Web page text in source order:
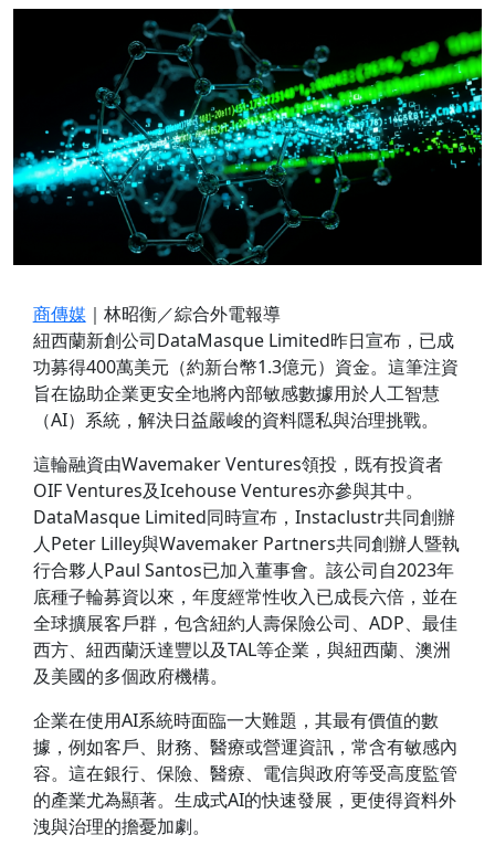
商傳媒｜林昭衡／綜合外電報導
紐西蘭新創公司DataMasque Limited昨日宣布，已成
功募得400萬美元（約新台幣1.3億元）資金。這筆注資
旨在協助企業更安全地將內部敏感數據用於人工智慧
（AI）系統，解決日益嚴峻的資料隱私與治理挑戰。
這輪融資由Wavemaker Ventures領投，既有投資者
OIF Ventures及Icehouse Ventures亦參與其中。
DataMasque Limited同時宣布，Instaclustr共同創辦
人Peter Lilley與Wavemaker Partners共同創辦人暨執
行合夥人Paul Santos已加入董事會。該公司自2023年
底種子輪募資以來，年度經常性收入已成長六倍，並在
全球擴展客戶群，包含紐約人壽保險公司、ADP、最佳
西方、紐西蘭沃達豐以及TAL等企業，與紐西蘭、澳洲
及美國的多個政府機構。
企業在使用AI系統時面臨一大難題，其最有價值的數
據，例如客戶、財務、醫療或營運資訊，常含有敏感內
容。這在銀行、保險、醫療、電信與政府等受高度監管
的產業尤為顯著。生成式AI的快速發展，更使得資料外
洩與治理的擔憂加劇。